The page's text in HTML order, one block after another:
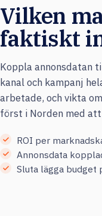
Vilken
faktiskt
Koppla annonsdatan
kanal och kampanj
arbetade, och vikta
först i Norden med
ROI per
Annonsdata
Sluta lägga budget